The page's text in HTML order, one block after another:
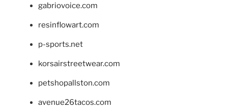
gabriovoice.com
resinflowart.com
p-sports.net
korsairstreetwear.com
petshopallston.com
avenue26tacos.com